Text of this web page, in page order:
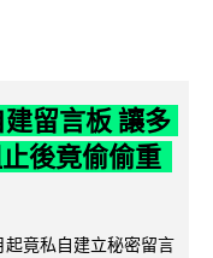
留言板 讓多
後竟偷偷重
竟私自建立秘密留言